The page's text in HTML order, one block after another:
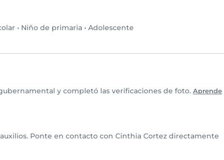
• Niño de primaria • Adolescente
y completó las verificaciones de foto. Aprende
Ponte en contacto con Cinthia Cortez directamente